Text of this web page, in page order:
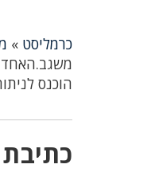
כרמליסט »
הוכנס לניתוח